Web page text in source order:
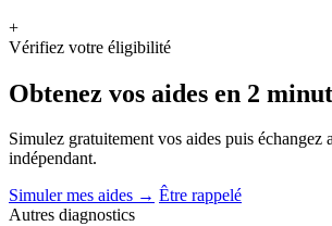
+
Vérifiez votre éligibilité
Obtenez vos aides en 2
Simulez gratuitement vos aides puis échangez
indépendant.
Simuler mes aides → Être rappelé
Autres diagnostics